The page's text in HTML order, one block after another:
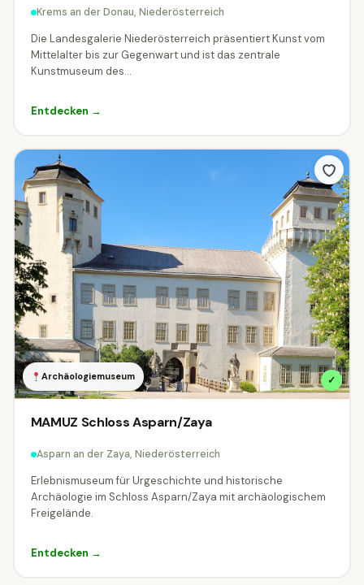
Krems an der Donau, Niederösterreich
Die Landesgalerie Niederösterreich präsentiert Kunst vom
Mittelalter bis zur Gegenwart und ist das zentrale
Kunstmuseum des...
Entdecken →
Archäologiemuseum ✓
MAMUZ Schloss Asparn/Zaya
Asparn an der Zaya, Niederösterreich
Erlebnismuseum für Urgeschichte und historische
Archäologie im Schloss Asparn/Zaya mit archäologischem
Freigelände.
Entdecken →